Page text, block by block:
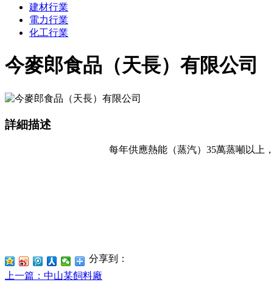
建材行業
電力行業
化工行業
今麥郎食品（天長）有限公司
詳細描述
每年供應熱能（蒸汽） 35萬蒸噸 以上，
分享到：
上一篇 ：中山某飼料廠